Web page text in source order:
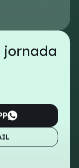
jornada